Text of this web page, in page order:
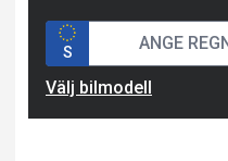
S
Välj bilmodell